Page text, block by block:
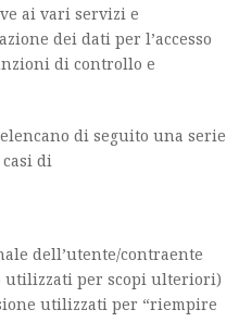
ai vari servizi e
dei dati per l’accesso
di controllo e
di seguito una serie
di
dell’utente/contraente
utilizzati per scopi ulteriori)
utilizzati per “riempire